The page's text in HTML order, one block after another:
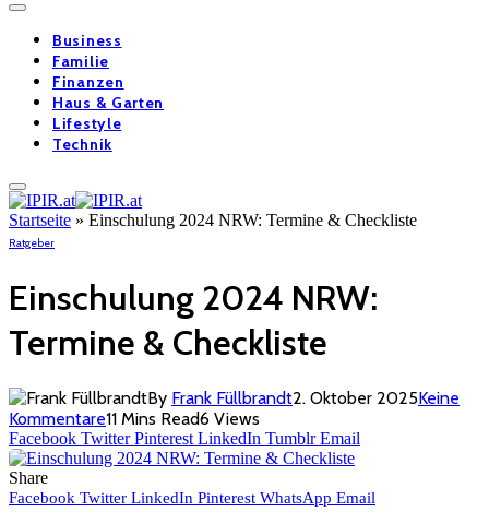
Business
Familie
Finanzen
Haus & Garten
Lifestyle
Technik
Startseite » Einschulung 2024 NRW: Termine & Checkliste
Ratgeber
Einschulung 2024 NRW:
Termine & Checkliste
By Frank Füllbrandt2. Oktober 2025Keine
Kommentare11 Mins Read6 Views
Facebook Twitter Pinterest LinkedIn Tumblr Email
Share
Facebook Twitter LinkedIn Pinterest WhatsApp Email